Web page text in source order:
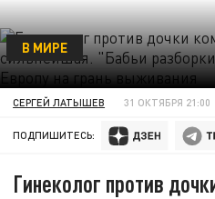
В МИРЕ
СЕРГЕЙ ЛАТЫШЕВ 31 ОКТЯБРЯ 21:00
ПОДПИШИТЕСЬ:
Гинеколог против